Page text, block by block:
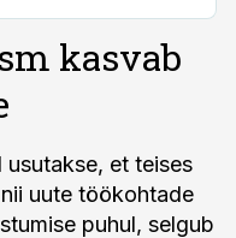
kasvab
et teises
uute töökohtade
puhul, selgub